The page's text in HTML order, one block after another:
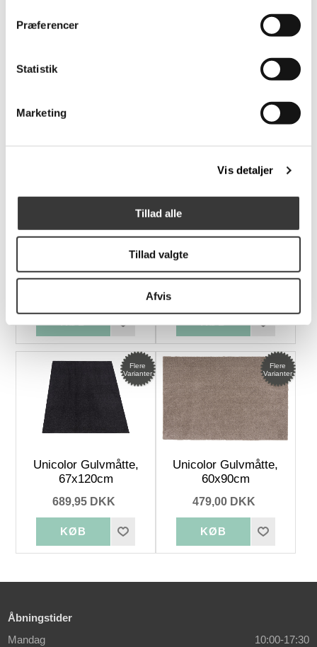
Præferencer
Statistik
Marketing
Vis detaljer
Tillad alle
Tillad valgte
Afvis
Unicolor Gulvmåtte,
40x60cm
Stripes Gulvmåtte,
60x90cm
Flere
Varianter
Unicolor Gulvmåtte,
67x120cm
689,95 DKK
Flere
Varianter
Unicolor Gulvmåtte,
60x90cm
479,00 DKK
Åbningstider
Mandag
10:00-17:30